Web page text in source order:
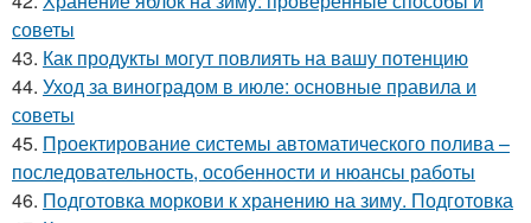
советы
43. Как продукты могут повлиять на вашу потенцию
44. Уход за виноградом в июле: основные правила и
советы
45. Проектирование системы автоматического полива –
последовательность, особенности и нюансы работы
46. Подготовка моркови к хранению на зиму. Подготовка